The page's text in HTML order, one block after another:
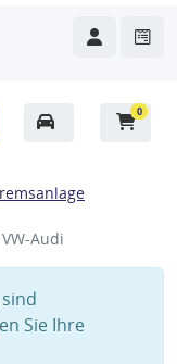
0
Audi
Sie Ihre